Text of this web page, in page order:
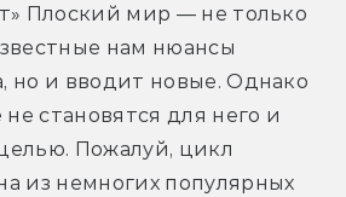
Плоский мир — не только
нам нюансы
но и вводит новые. Однако
становятся для него и
Пожалуй, цикл
из немногих популярных